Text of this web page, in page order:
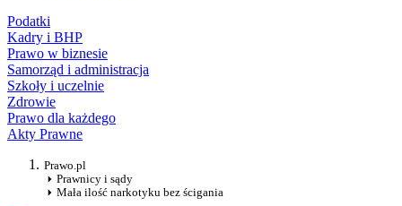
Podatki
Kadry i BHP
Prawo w biznesie
Samorząd i administracja
Szkoły i uczelnie
Zdrowie
Prawo dla każdego
Akty Prawne
Prawo.pl
Prawnicy i sądy
Mała ilość narkotyku bez ścigania